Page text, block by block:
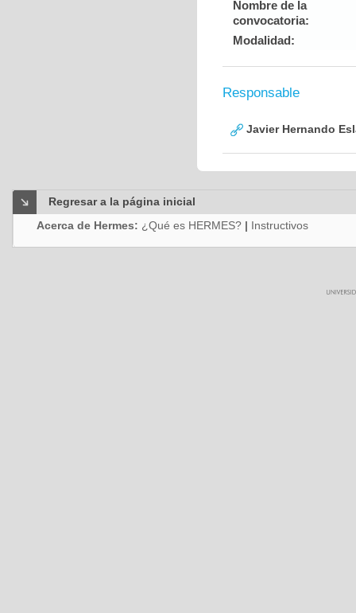
Nombre de la
convocatoria:
Modalidad:
Responsable
Javier Hernando
Regresar a la página inicial
Acerca de Hermes: ¿Qué es HERMES? | Instructivos